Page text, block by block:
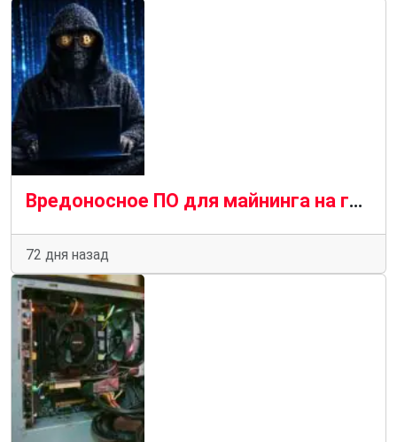
Вредоносное ПО для майнинга на графических процессорах распространяется с помощью SEO-отравления и чат-ботов с искусственным интеллектом
72 дня назад